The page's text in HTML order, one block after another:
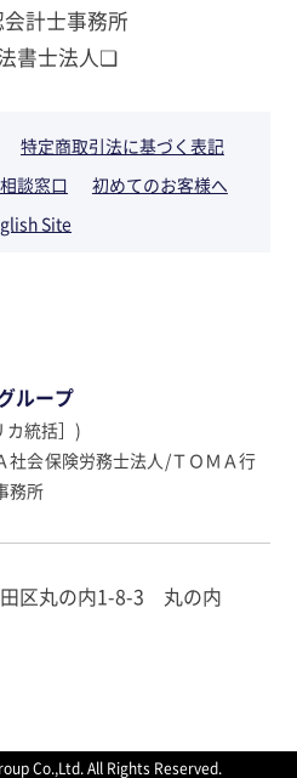
計士事務所
書士法人❏
特定商取引法に基づく表記
談窓口
初めてのお客様へ
Site
ループ
カ統括］)
社会保険労務士法人/ＴＯＭＡ行
務所
区丸の内1-8-3 丸の内
Co.,Ltd. All Rights Reserved.